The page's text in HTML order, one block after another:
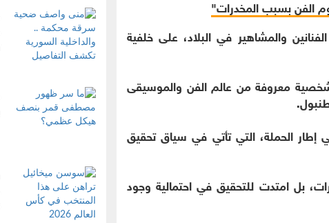
والمشاهير في البلاد، على خلفية
ما أفادت به وسائل إعلام تركية، تم استدعاء أكثر من 20 شخصية معروفة من عالم الفن والموسيقى
الحملة، التي تأتي في سياق تحقيق
بل امتدت للتحقيق في احتمالية وجود